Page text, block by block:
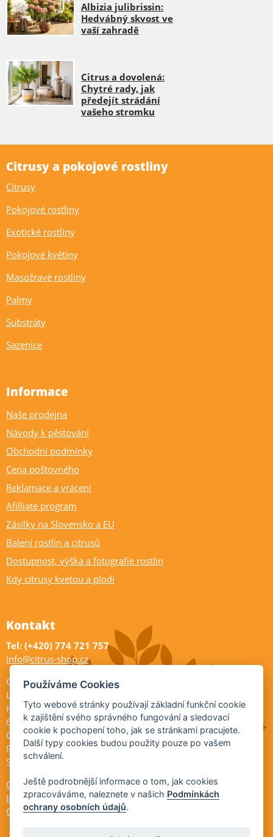
Albizia julibrissin:
Hedvábný skvost ve
vaší zahradě
Citrus a dovolená:
Chytré rady, jak
předejít strádání
vašeho stromku
Citrusy a pokojové rostliny
Citrusy
Pokojové rostliny
Exotické rostliny
Pokojové květiny
Masožravé rostliny
Palmy
Substráty
Sazenice
Informace
Naše prodejna
Návody k pěstování
Obchodní podmínky
Cena poštovného
Reklamace a vrácení
Afilliate program
Zásilky na Slovensko a EU
Balení rostlin a citrusů
Dostupnost, výška a fotografie rostlin
Kdy citrusy kvetou a plodí
Kontakt
Tel: (+420) 774 721 757
info@citrus-shop.cz
Citrus shop zahradnictví
Legionářů 2
Hodonín
695 01
Otevřeno:
Po-Pá 9-17
So 9-11:30
Ochrana osobních údajů
Informace ÚKZÚZ
Cookies
Používáme Cookies
Tyto webové stránky používají základní funkční cookie
k zajištění svého správného fungování a sledovací
cookie k pochopení toho, jak se stránkami pracujete.
Další typy cookies budou použity pouze po vašem
schválení.
Ještě podrobnější informace o tom, jak cookies
zpracováváme, naleznete v našich Podmínkách
ochrany osobních údajů.